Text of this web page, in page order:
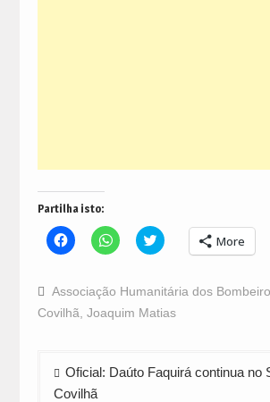
Partilha isto:
Click
to
Facebook
(Opens
in
new
Click
to
WhatsApp
(Opens
in
new
Click
to
Twitter
(Opens
in
new
More
Associação Humanitária dos
Covilhã Joaquim Matias
Navegação
de
Oficial: Daúto Faquirá continua no
Covilhã